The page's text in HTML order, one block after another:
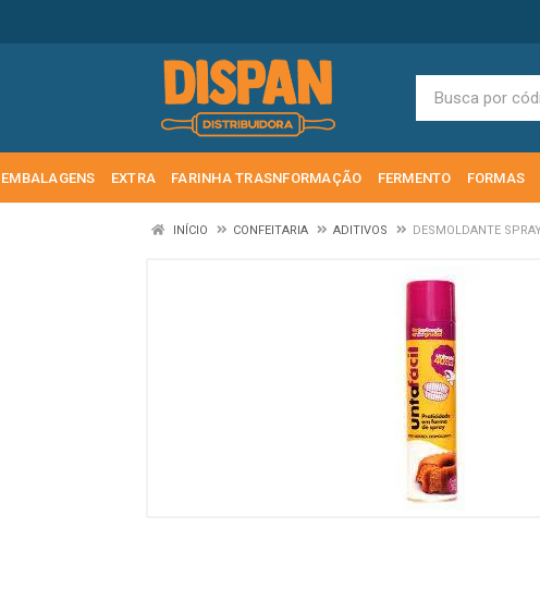
EMBALAGENS EXTRA FARINHA TRASNFORMAÇÃO FERMENTO FORMAS
INÍCIO CONFEITARIA ADITIVOS DESMOLDANTE